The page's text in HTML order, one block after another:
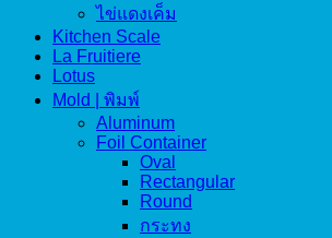
ไข่แดงเค็ม
Kitchen Scale
La Fruitiere
Lotus
Mold | พิมพ์
Aluminum
Foil Container
Oval
Rectangular
Round
กระทง